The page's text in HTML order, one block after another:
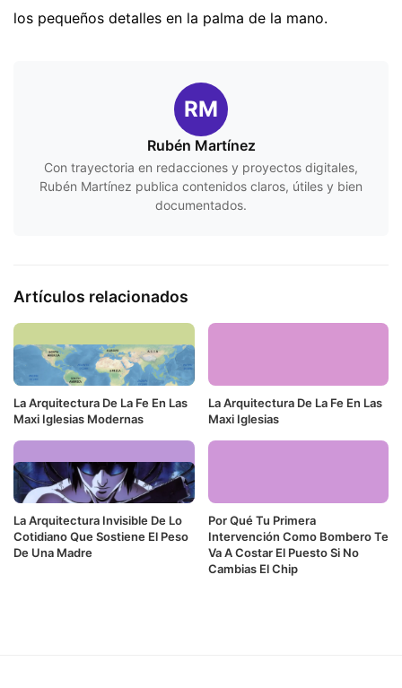
los pequeños detalles en la palma de la mano.
RM
Rubén Martínez
Con trayectoria en redacciones y proyectos digitales,
Rubén Martínez publica contenidos claros, útiles y bien
documentados.
Artículos relacionados
La Arquitectura De La Fe En Las
Maxi Iglesias Modernas
La Arquitectura De La Fe En Las
Maxi Iglesias
La Arquitectura Invisible De Lo
Cotidiano Que Sostiene El Peso
De Una Madre
Por Qué Tu Primera
Intervención Como Bombero Te
Va A Costar El Puesto Si No
Cambias El Chip